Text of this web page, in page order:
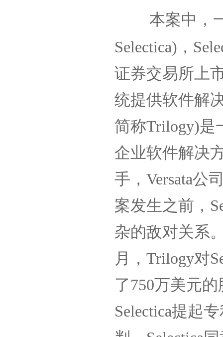
本案中，
Selectica) ，
证券交易所上
统提供软件解
简称Trilogy)是
企业软件解决
手， Versata公
案发生之前，
杂的敌对关系
月， Trilogy对
了750万美元的
Selectica提起